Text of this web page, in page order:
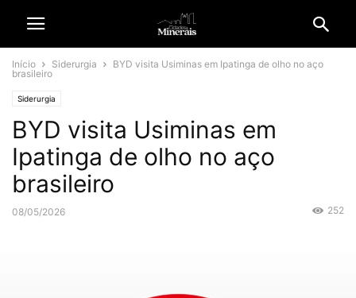
Início Siderurgia
BYD visita Usiminas em Ipatinga de olho no aço
brasileiro
Siderurgia
BYD visita Usiminas em
Ipatinga de olho no aço
brasileiro
08/05/2026 252